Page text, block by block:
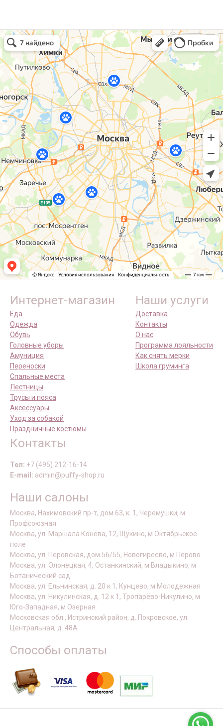
Интернет-магазин
Еда
Одежда
Обувь
Головные уборы
Амуниция
Переноски
Спальные места
Лестницы
Трусы и пояса
Аксессуары
Уход за собакой
Праздничные костюмы
Наши услуги
Доставка
Контакты
О нас
Программа лояльности
Как снять мерки
Школа груминга
Контакты
Тел: +7 (495) 212-16-14
E-mail: admin@puffy-shop.ru
Наши салоны
Москва, Нахимовский пр-т, дом 63, к. 1, Черемушки, м
Профсоюзная
Москва, ул. Маршала Конева, 12, Щукино, м Октябрьское
поле
Москва, ул. Перовская, дом 56/55, Новогиреево, м Перово
Москва, ул. Олонецкая, 4, Останкинский, м Владыкино, м
Ботанический сад
Москва, ул. Ельнинская, д. 20 к 1, Кунцево, м Молодежная
Москва, ул. Никулинская, д. 12 к 1, Тропарёво-Никулино, м
Юго-Западная, м Озерная
Московская обл., Истринский район, д. Покровское, ул.
Центральная, д. 48А
Способы оплаты